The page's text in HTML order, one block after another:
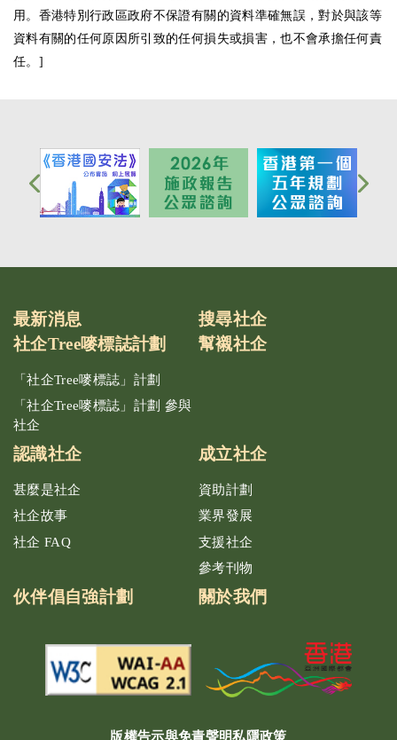
用。香港特別行政區政府不保證有關的資料準確無誤，對於與該等
資料有關的任何原因所引致的任何損失或損害，也不會承擔任何責
任。]
最新消息
搜尋社企
社企Tree嘜標誌計劃
「社企Tree嘜標誌」計劃
「社企Tree嘜標誌」計劃 參與
社企
幫襯社企
認識社企
甚麼是社企
社企故事
社企 FAQ
成立社企
資助計劃
業界發展
支援社企
參考刊物
伙伴倡自強計劃 關於我們
版權告示與免責聲明私隱政策